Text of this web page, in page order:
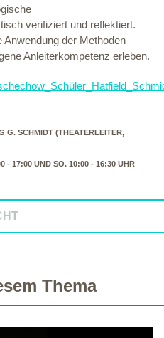
verifiziert und reflektiert.
der Methoden
Anleiterkompetenz erleben.
G. SCHMIDT (THEATERLEITER,
- 17:00 UND SO. 10:00 - 16:30 UHR
Thema